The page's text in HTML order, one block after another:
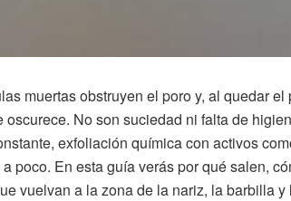
muertas obstruyen el poro y, al quedar el
No son suciedad ni falta de
exfoliación química con activos
poco. En esta guía verás por qué salen,
vuelvan a la zona de la nariz, la barbilla y